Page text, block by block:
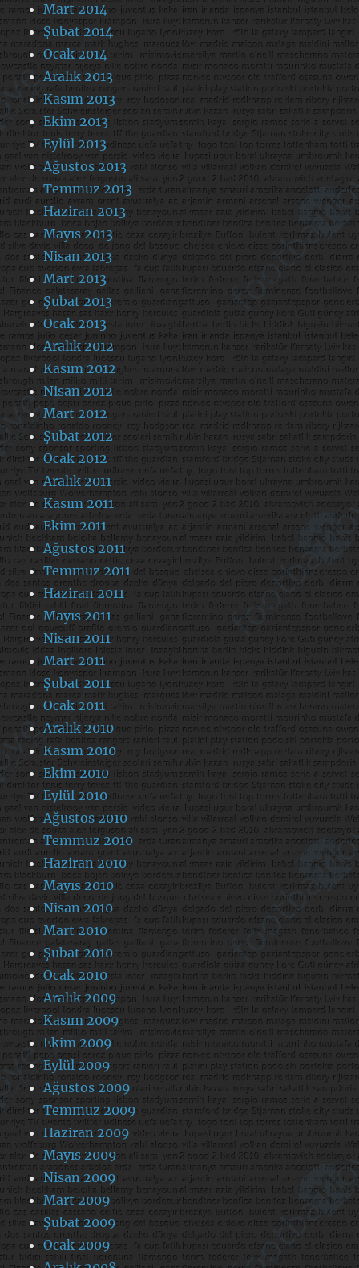
Mart 2014
Şubat 2014
Ocak 2014
Aralık 2013
Kasım 2013
Ekim 2013
Eylül 2013
Ağustos 2013
Temmuz 2013
Haziran 2013
Mayıs 2013
Nisan 2013
Mart 2013
Şubat 2013
Ocak 2013
Aralık 2012
Kasım 2012
Nisan 2012
Mart 2012
Şubat 2012
Ocak 2012
Aralık 2011
Kasım 2011
Ekim 2011
Ağustos 2011
Temmuz 2011
Haziran 2011
Mayıs 2011
Nisan 2011
Mart 2011
Şubat 2011
Ocak 2011
Aralık 2010
Kasım 2010
Ekim 2010
Eylül 2010
Ağustos 2010
Temmuz 2010
Haziran 2010
Mayıs 2010
Nisan 2010
Mart 2010
Şubat 2010
Ocak 2010
Aralık 2009
Kasım 2009
Ekim 2009
Eylül 2009
Ağustos 2009
Temmuz 2009
Haziran 2009
Mayıs 2009
Nisan 2009
Mart 2009
Şubat 2009
Ocak 2009